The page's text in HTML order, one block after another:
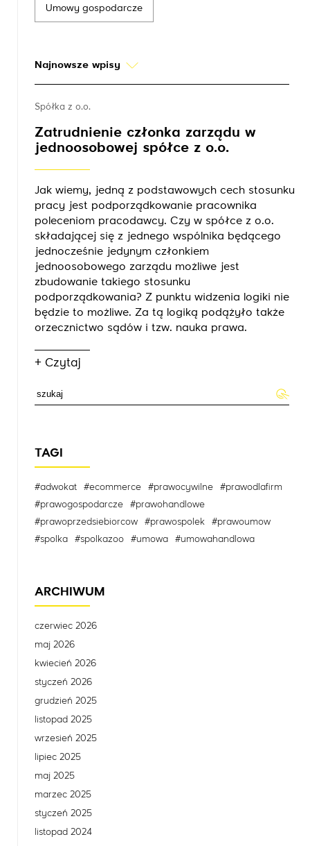
Umowy gospodarcze
Najnowsze wpisy
Spółka z o.o.
Zatrudnienie członka zarządu w
jednoosobowej spółce z o.o.
Jak wiemy, jedną z podstawowych cech stosunku
pracy jest podporządkowanie pracownika
poleceniom pracodawcy. Czy w spółce z o.o.
składającej się z jednego wspólnika będącego
jednocześnie jedynym członkiem
jednoosobowego zarządu możliwe jest
zbudowanie takiego stosunku
podporządkowania? Z punktu widzenia logiki nie
będzie to możliwe. Za tą logiką podążyło także
orzecznictwo sądów i tzw. nauka prawa.
+ Czytaj
TAGI
#adwokat #ecommerce #prawocywilne
#prawodlafirm
#prawogospodarcze
#prawohandlowe
#prawoprzedsiebiorcow
#prawospolek
#prawoumow
#spolka
#spolkazoo #umowa #umowahandlowa
ARCHIWUM
czerwiec 2026
maj 2026
kwiecień 2026
styczeń 2026
grudzień 2025
listopad 2025
wrzesień 2025
lipiec 2025
maj 2025
marzec 2025
styczeń 2025
listopad 2024